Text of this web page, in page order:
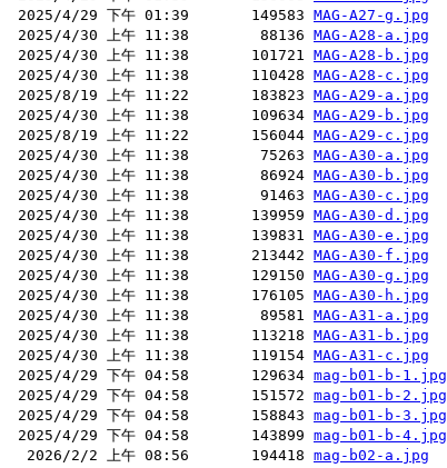
2025/4/29 下午 01:39       149583 MAG-A27-g.jpg
2025/4/30 上午 11:38        88136 MAG-A28-a.jpg
2025/4/30 上午 11:38       101721 MAG-A28-b.jpg
2025/4/30 上午 11:38       110428 MAG-A28-c.jpg
2025/8/19 上午 11:22       183823 MAG-A29-a.jpg
2025/4/30 上午 11:38       109634 MAG-A29-b.jpg
2025/8/19 上午 11:22       156044 MAG-A29-c.jpg
2025/4/30 上午 11:38        75263 MAG-A30-a.jpg
2025/4/30 上午 11:38        86924 MAG-A30-b.jpg
2025/4/30 上午 11:38        91463 MAG-A30-c.jpg
2025/4/30 上午 11:38       139959 MAG-A30-d.jpg
2025/4/30 上午 11:38       139831 MAG-A30-e.jpg
2025/4/30 上午 11:38       213442 MAG-A30-f.jpg
2025/4/30 上午 11:38       129150 MAG-A30-g.jpg
2025/4/30 上午 11:38       176105 MAG-A30-h.jpg
2025/4/30 上午 11:38        89581 MAG-A31-a.jpg
2025/4/30 上午 11:38       113218 MAG-A31-b.jpg
2025/4/30 上午 11:38       119154 MAG-A31-c.jpg
2025/4/29 下午 04:58       129634 mag-b01-b-1.jpg
2025/4/29 下午 04:58       151572 mag-b01-b-2.jpg
2025/4/29 下午 04:58       158843 mag-b01-b-3.jpg
2025/4/29 下午 04:58       143899 mag-b01-b-4.jpg
  2026/2/2 上午 08:56       194418
mag-b02-a.jpg